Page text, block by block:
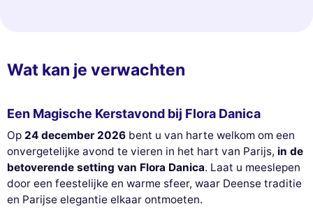
Wat kan je verwachten
Een Magische Kerstavond bij Flora Danica
Op 24 december 2026 bent u van harte welkom om een
onvergetelijke avond te vieren in het hart van Parijs, in de
betoverende setting van Flora Danica. Laat u meeslepen
door een feestelijke en warme sfeer, waar Deense traditie
en Parijse elegantie elkaar ontmoeten.